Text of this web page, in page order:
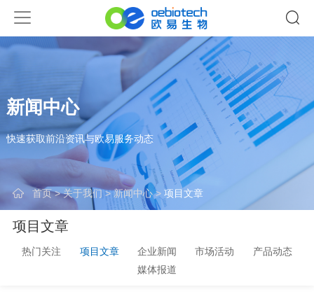
新闻中心
快速获取前沿资讯与欧易服务动态
首页>关于我们>新闻中心> 项目文章
项目文章
热门关注 项目文章 企业新闻 市场活动
产品动态
媒体报道